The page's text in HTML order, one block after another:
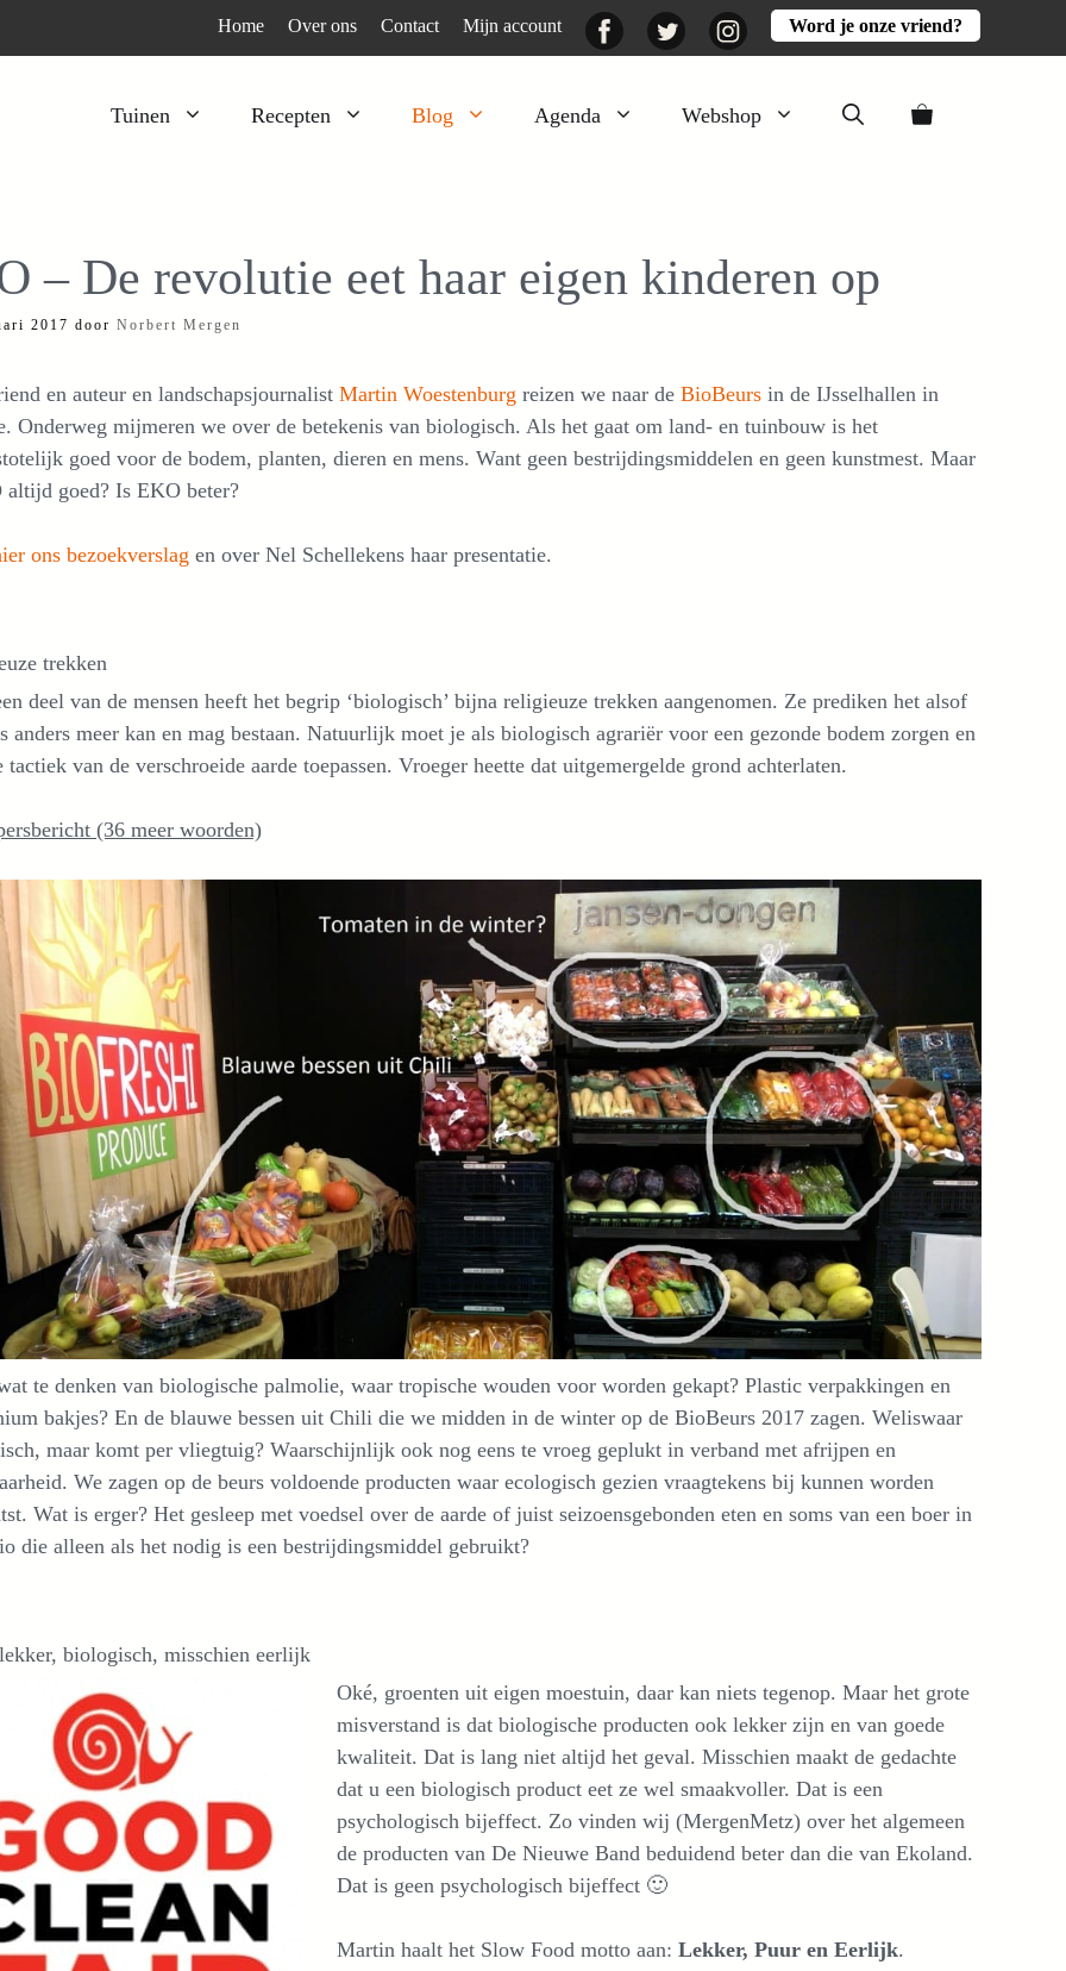
Home Over ons Contact Mijn account FacebookTwitter InstagramWord je onze vriend?
Tuinen Recepten Blog Agenda Webshop
Kruiden
Moestuin
Voedselbos
Peulgroenten
Wortelgroenten
Bladgroenten
Activiteiten
Lekker
– De revolutie eet haar eigen kinderen op
2017 door Norbert Mergen
en auteur en landschapsjournalist Martin Woestenburg reizen we naar de BioBeurs in de IJsselhallen in
Onderweg mijmeren we over de betekenis van biologisch. Als het gaat om land- en tuinbouw is het
goed voor de bodem, planten, dieren en mens. Want geen bestrijdingsmiddelen en geen kunstmest. Maar
altijd goed? Is EKO beter?
ons bezoekverslag en over Nel Schellekens haar presentatie.
trekken
deel van de mensen heeft het begrip ‘biologisch’ bijna religieuze trekken aangenomen. Ze prediken het alsof
anders meer kan en mag bestaan. Natuurlijk moet je als biologisch agrariër voor een gezonde bodem zorgen en
tactiek van de verschroeide aarde toepassen. Vroeger heette dat uitgemergelde grond achterlaten.
(36 meer woorden)
te denken van biologische palmolie, waar tropische wouden voor worden gekapt? Plastic verpakkingen en
bakjes? En de blauwe bessen uit Chili die we midden in de winter op de BioBeurs 2017 zagen. Weliswaar
maar komt per vliegtuig? Waarschijnlijk ook nog eens te vroeg geplukt in verband met afrijpen en
We zagen op de beurs voldoende producten waar ecologisch gezien vraagtekens bij kunnen worden
Wat is erger? Het gesleep met voedsel over de aarde of juist seizoensgebonden eten en soms van een boer in
die alleen als het nodig is een bestrijdingsmiddel gebruikt?
biologisch, misschien eerlijk
Oké, groenten uit eigen moestuin, daar kan niets tegenop. Maar het grote
misverstand is dat biologische producten ook lekker zijn en van goede
kwaliteit. Dat is lang niet altijd het geval. Misschien maakt de gedachte
dat u een biologisch product eet ze wel smaakvoller. Dat is een
psychologisch bijeffect. Zo vinden wij (MergenMetz) over het algemeen
de producten van De Nieuwe Band beduidend beter dan die van Ekoland.
Dat is geen psychologisch bijeffect 🙂
Martin haalt het Slow Food motto aan: Lekker, Puur en Eerlijk.